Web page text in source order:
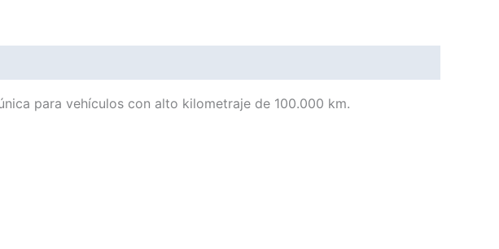
para vehículos con alto kilometraje de 100.000 km.